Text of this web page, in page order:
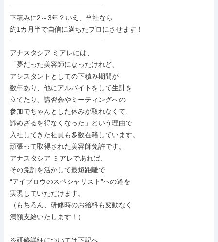
───────────────────
下積みに2～3年？いえ、当社なら
約1カ月半で自信に満ちたプロにさせます！
───────────────────
アナスタシア ミアレには、
「夢だった美容師になったけれど、
アシスタントとしての下積み期間が
数年あり、他にアルバイトをして生計を
立てたり、講習会やミーティングへの
参加でちゃんとした休みが取れなくて、
諦めざるを得なくなった」という理由で
入社してきた社員も多数在籍しています。
頑張って取得された美容師免許です。
アナスタシア ミアレであれば、
その免許を活かして最短距離で
“アイブロウのスペシャリスト”への道を
実現していただけます。
（もちろん、研修時のお給料も変動なく
満額支給いたします！）
※研修詳細については下記へ